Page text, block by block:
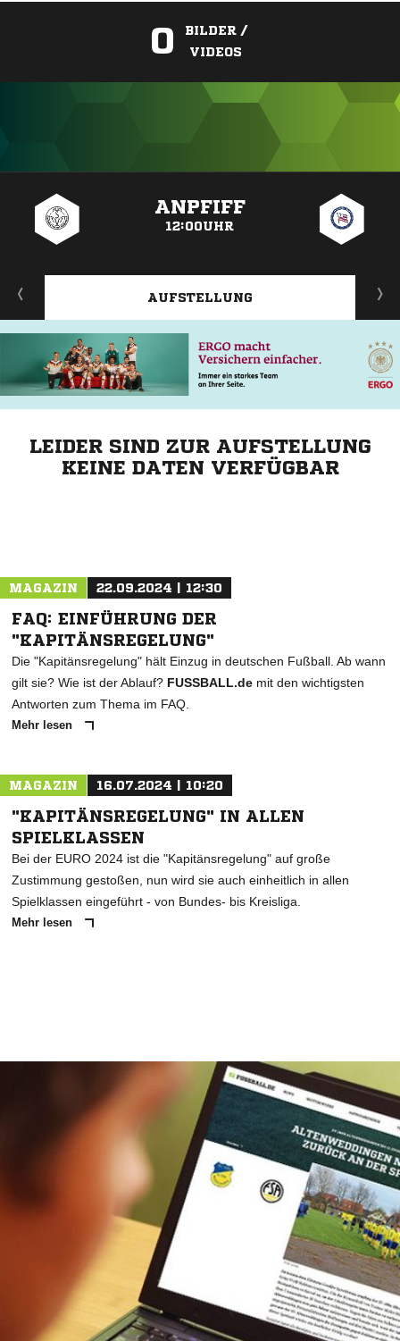
0
BILDER /
VIDEOS
ANPFIFF
12:00UHR
AUFSTELLUNG
LEIDER SIND ZUR AUFSTELLUNG
KEINE DATEN VERFÜGBAR
MAGAZIN 22.09.2024 | 12:30
FAQ: EINFÜHRUNG DER
"KAPITÄNSREGELUNG"
Die "Kapitänsregelung" hält Einzug in deutschen Fußball. Ab wann
gilt sie? Wie ist der Ablauf? FUSSBALL.de mit den wichtigsten
Antworten zum Thema im FAQ.
Mehr lesen
MAGAZIN 16.07.2024 | 10:20
"KAPITÄNSREGELUNG" IN ALLEN
SPIELKLASSEN
Bei der EURO 2024 ist die "Kapitänsregelung" auf große
Zustimmung gestoßen, nun wird sie auch einheitlich in allen
Spielklassen eingeführt - von Bundes- bis Kreisliga.
Mehr lesen